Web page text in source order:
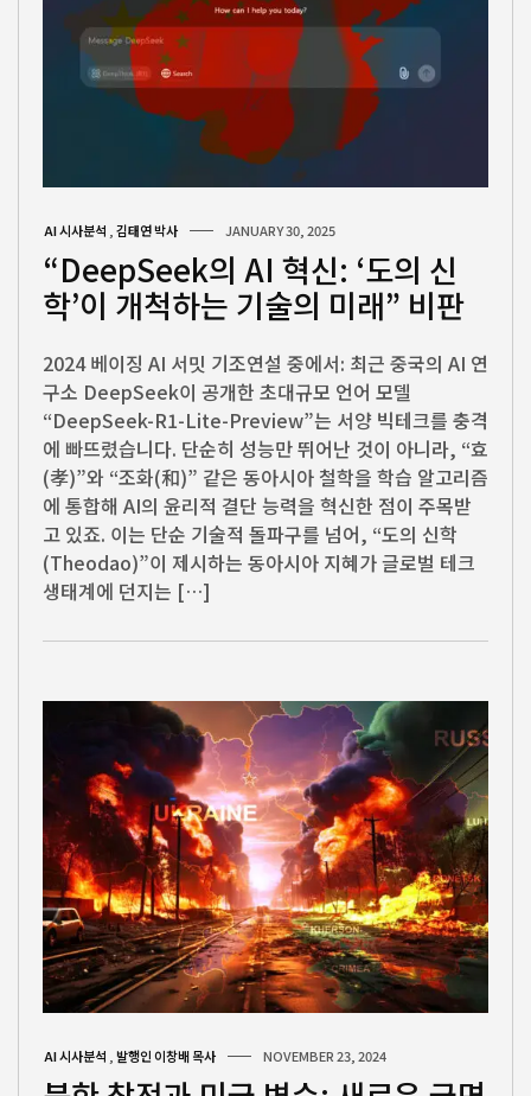
AI 시사분석 김태연 박사 JANUARY 30, 2025
“DeepSeek의 AI 혁신: ‘도의 신
학’이 개척하는 기술의 미래” 비판
2024 베이징 AI 서밋 기조연설 중에서: 최근 중국의 AI 연
구소 DeepSeek이 공개한 초대규모 언어 모델
“DeepSeek-R1-Lite-Preview”는 서양 빅테크를 충격
에 빠뜨렸습니다. 단순히 성능만 뛰어난 것이 아니라, “효
(孝)”와 “조화(和)” 같은 동아시아 철학을 학습 알고리즘
에 통합해 AI의 윤리적 결단 능력을 혁신한 점이 주목받
고 있죠. 이는 단순 기술적 돌파구를 넘어, “도의 신학
(Theodao)”이 제시하는 동아시아 지혜가 글로벌 테크
생태계에 던지는 […]
AI 시사분석 발행인 이창배 목사 NOVEMBER 23, 2024